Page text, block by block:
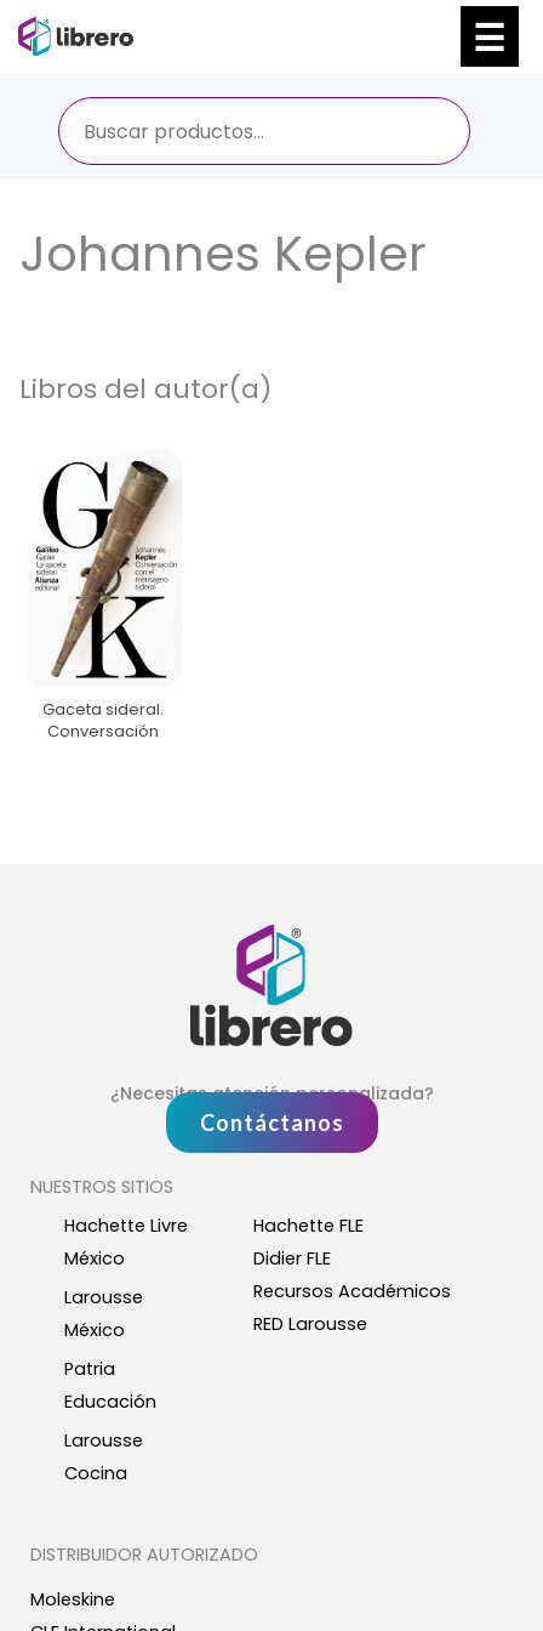
Johannes Kepler
Libros del autor(a)
Gaceta sideral.
Conversación
¿Necesitas atención personalizada?
Contáctanos
NUESTROS SITIOS
Hachette Livre
México
Larousse
México
Patria
Educación
Larousse
Cocina
Hachette FLE
Didier FLE
Recursos Académicos
RED Larousse
DISTRIBUIDOR AUTORIZADO
Moleskine